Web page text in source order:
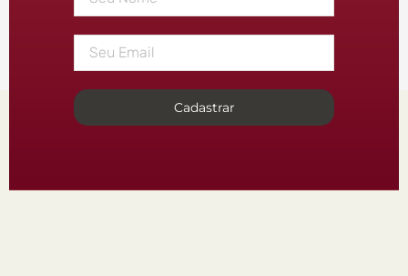
Cadastrar